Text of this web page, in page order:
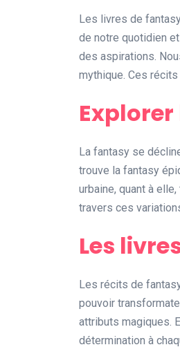
Les livres de
de notre quotidien
des aspirations.
mythique. Ces
La fantasy se
trouve la fantasy
urbaine, quant à
travers ces
Les
Les récits de
pouvoir
attributs magiques.
détermination à